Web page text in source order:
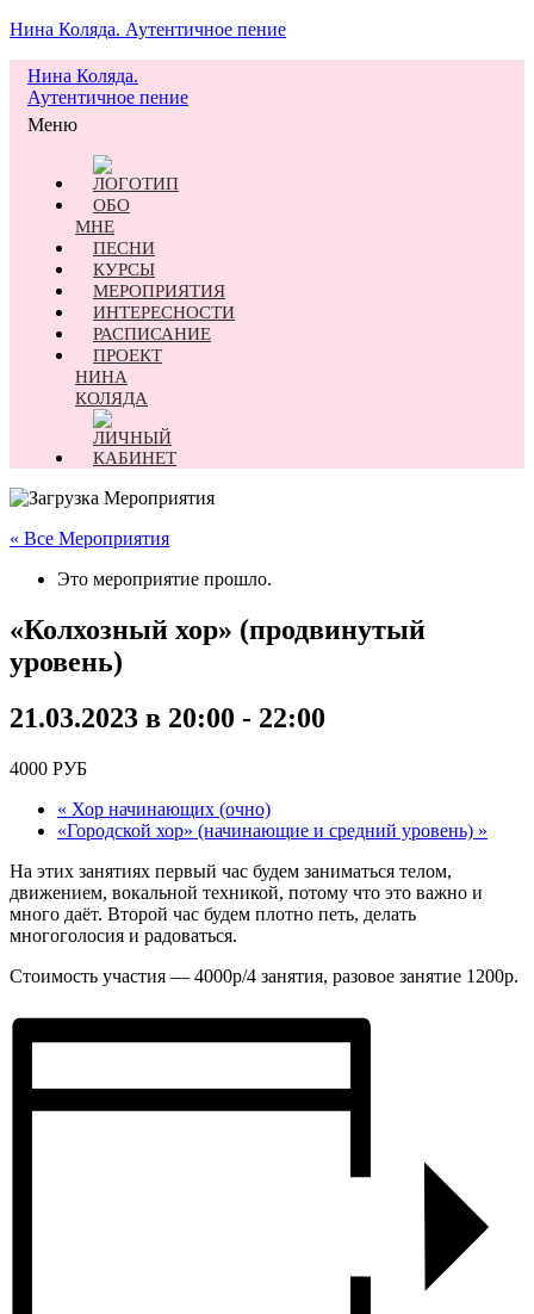
Нина Коляда. Аутентичное пение
Нина Коляда.
Аутентичное пение
Меню
ОБО
МНЕ
ПЕСНИ
КУРСЫ
МЕРОПРИЯТИЯ
ИНТЕРЕСНОСТИ
РАСПИСАНИЕ
ПРОЕКТ
НИНА
КОЛЯДА
« Все Мероприятия
Это мероприятие прошло.
«Колхозный хор» (продвинутый
уровень)
21.03.2023 в 20:00 - 22:00
4000 РУБ
« Хор начинающих (очно)
«Городской хор» (начинающие и средний уровень) »
На этих занятиях первый час будем заниматься телом,
движением, вокальной техникой, потому что это важно и
много даёт. Второй час будем плотно петь, делать
многоголосия и радоваться.
Стоимость участия — 4000р/4 занятия, разовое занятие 1200р.